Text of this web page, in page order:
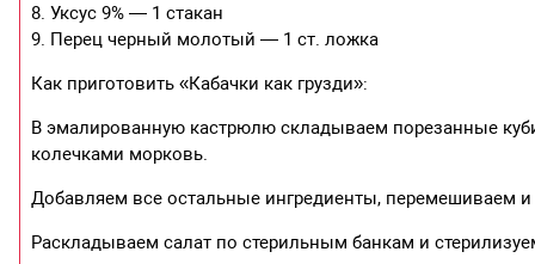
8. Уксус 9% — 1 стакан
9. Перец черный молотый — 1 ст. ложка
Как приготовить «Кабачки как грузди»:
В эмалированную кастрюлю складываем порезанные
колечками морковь.
Добавляем все остальные ингредиенты, перемешиваем
Раскладываем салат по стерильным банкам и